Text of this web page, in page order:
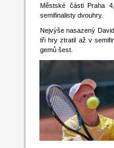
Městské části Praha
semifinalisty dvouhry.
Nejvýše nasazený
tři hry ztratil až v
gemů šest.